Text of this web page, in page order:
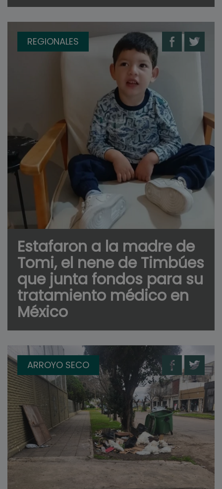
REGIONALES
Estafaron a la madre de
Tomi, el nene de Timbúes
que junta fondos para su
tratamiento médico en
México
ARROYO SECO